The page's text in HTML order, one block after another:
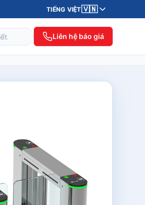
TIẾNG VIỆT🇻🇳
Liên hệ báo giá